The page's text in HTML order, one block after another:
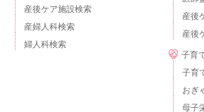
産後ケア施設検索
産婦人科検索
婦人科検索
産後
産後
子育
子育
おぎ
母子